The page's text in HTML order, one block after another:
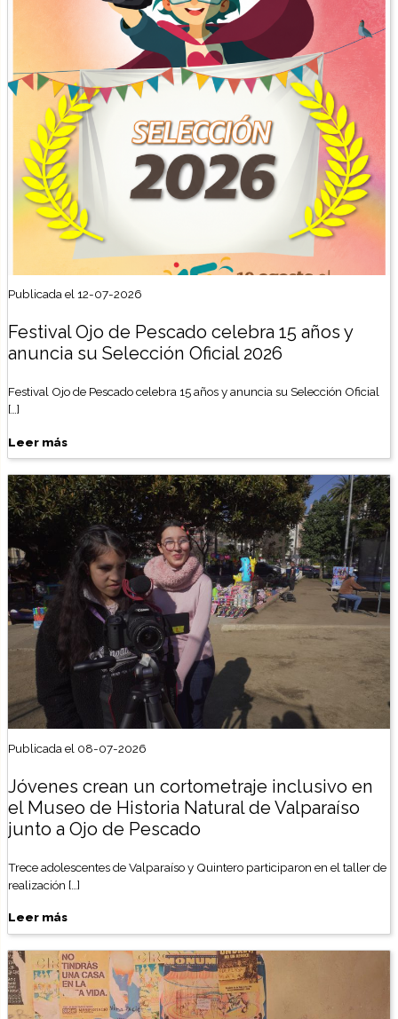
Publicada el 12-07-2026
Festival Ojo de Pescado celebra 15 años y
anuncia su Selección Oficial 2026
Festival Ojo de Pescado celebra 15 años y anuncia su Selección Oficial
[…]
Leer más
Publicada el 08-07-2026
Jóvenes crean un cortometraje inclusivo en
el Museo de Historia Natural de Valparaíso
junto a Ojo de Pescado
Trece adolescentes de Valparaíso y Quintero participaron en el taller de
realización […]
Leer más